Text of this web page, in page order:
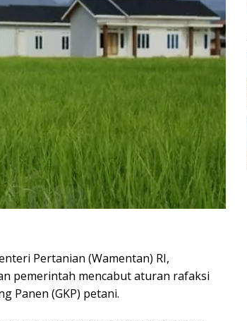
Pertanian (Wamentan) RI,
pemerintah mencabut aturan rafaksi
Panen (GKP) petani.